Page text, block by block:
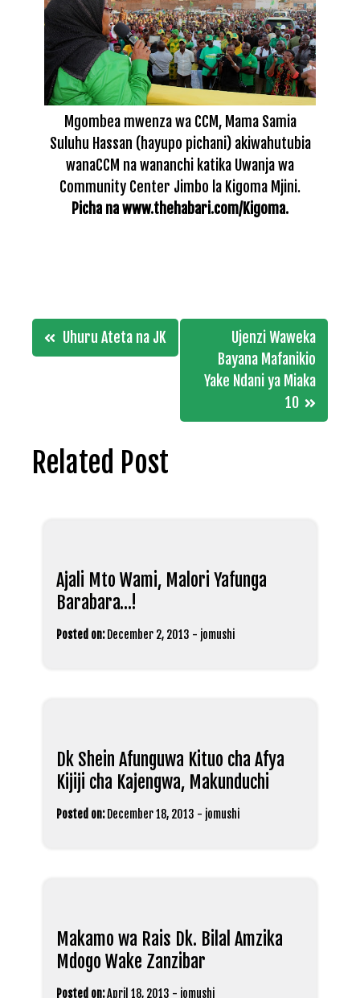
Mgombea mwenza wa CCM, Mama Samia
Suluhu Hassan (hayupo pichani) akiwahutubia
wanaCCM na wananchi katika Uwanja wa
Community Center Jimbo la Kigoma Mjini.
Picha na www.thehabari.com/Kigoma.
Post
navigation
Uhuru Ateta na JK
Ujenzi Waweka
Bayana Mafanikio
Yake Ndani ya Miaka
10
Related Post
Ajali Mto Wami, Malori Yafunga
Barabara…!
Posted on: December 2, 2013 - jomushi
Dk Shein Afunguwa Kituo cha Afya
Kijiji cha Kajengwa, Makunduchi
Posted on: December 18, 2013 - jomushi
Makamo wa Rais Dk. Bilal Amzika
Mdogo Wake Zanzibar
Posted on:April 18, 2013 - jomushi